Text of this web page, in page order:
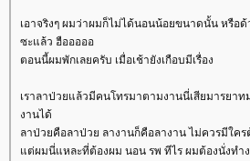
เอาจริงๆ ผมว่าผมก็ไม่ได้นอนน้อยขนาดนั้น หรือ
ซะแล้ว ฮือออออ
ตอนนี้ผมพักเลยครับ เมื่อเช้ายังเกือบมีเรื่อง
เราลาป่วยแล้วมีคนโทรมาตามงานนี่เสียมารยา
งานได้
ลาป่วยคือลาป่วย ลางานก็คือลางาน ไม่ควรมีใคร
ต่ผมนี่แหละที่ต้องผม นอน รพ ทีไร ผมต้องนั่งทำ